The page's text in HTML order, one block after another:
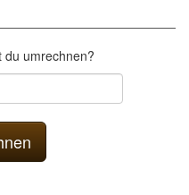
du umrechnen?